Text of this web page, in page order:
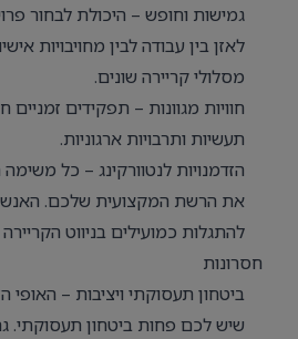
גמישות וחופש – היכולת לבחור
לאזן בין עבודה לבין מחויבויות
מסלולי קריירה שונים.
חוויות מגוונות – תפקידים
תעשיות ותרבויות ארגוניות.
הזדמנויות לנטוורקינג – כל
את הרשת המקצועית שלכם.
להתגלות כמועילים בניווט
חסרונות
ביטחון תעסוקתי ויציבות – האופי
שיש לכם פחות ביטחון תעסוקתי.